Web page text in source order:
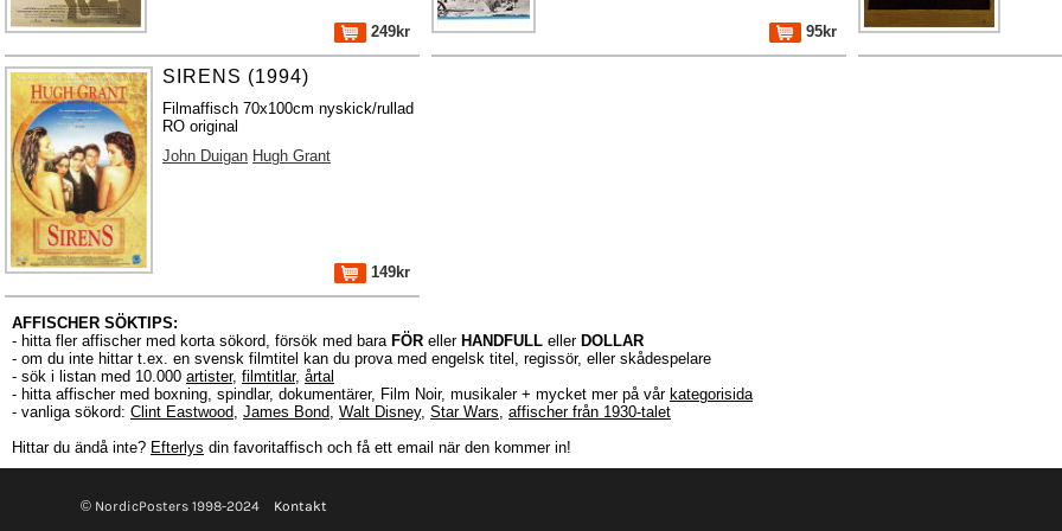
249kr 95kr
SIRENS (1994)
Filmaffisch 70x100cm nyskick/rullad
RO original
John Duigan Hugh Grant
149kr
AFFISCHER SÖKTIPS:
- hitta fler affischer med korta sökord, försök med bara FÖR eller HANDFULL eller DOLLAR
- om du inte hittar t.ex. en svensk filmtitel kan du prova med engelsk titel, regissör, eller skådespelare
- sök i listan med 10.000 artister, filmtitlar, årtal
- hitta affischer med boxning, spindlar, dokumentärer, Film Noir, musikaler + mycket mer på vår kategorisida
- vanliga sökord: Clint Eastwood James Bond Walt Disney, Star Wars affischer från 1930-talet
Hittar du ändå inte? Efterlys din favoritaffisch och få ett email när den kommer in!
© NordicPosters 1998-2024 Kontakt